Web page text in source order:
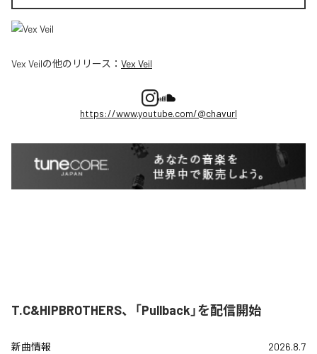
Vex Veilの他のリリース： Vex Veil
https://www.youtube.com/@chavurl
T.C&HIPBROTHERS、「Pullback」を配信開始
新曲情報 2026.8.7